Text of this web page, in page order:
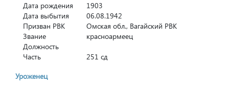
Дата рождения
1903
Дата выбытия
06.08.1942
Призван РВК
Омская обл., Вагайский РВК
Звание
красноармеец
Должность
Часть
251 сд
Уроженец